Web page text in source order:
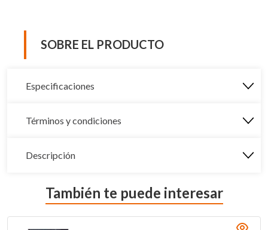
SOBRE EL PRODUCTO
Especificaciones
Términos y condiciones
Descripción
También te puede interesar